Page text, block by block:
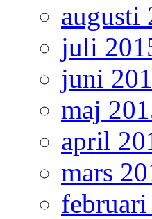
augusti
juli
juni
maj
april
mars